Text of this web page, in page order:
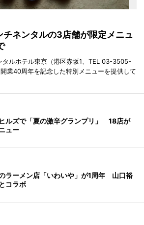
ネンタルの3店舗が限定メニュ
タルホテル東京（港区赤坂1、TEL 03-3505-
業40周年を記念した特別メニューを提供して
ルズで「夏の激辛グランプリ」 18店が
ュー
ラーメン店「いわいや」が1周年 山口裕
コラボ